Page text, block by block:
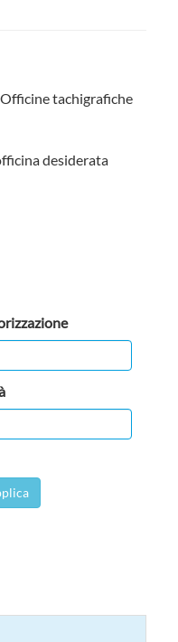
tachigrafiche
desiderata